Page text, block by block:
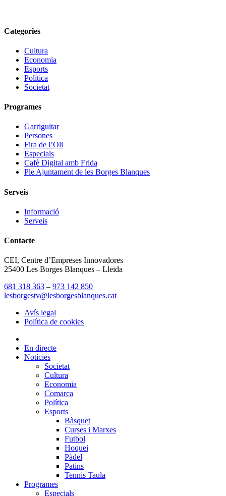
Categories
Cultura
Economia
Esports
Política
Societat
Programes
Garriguitar
Persones
Fira de l’Oli
Especials
Cafè Digital amb Frida
Ple Ajuntament de les Borges Blanques
Serveis
Informació
Serveis
Contacte
CEI, Centre d’Empreses Innovadores
25400 Les Borges Blanques – Lleida
681 318 363 – 973 142 850
lesborgestv@lesborgesblanques.cat
Avís legal
Política de cookies
En directe
Notícies
Societat
Cultura
Economia
Comarca
Política
Esports
Bàsquet
Curses i Marxes
Futbol
Hoquei
Pàdel
Patins
Tennis Taula
Programes
Especials